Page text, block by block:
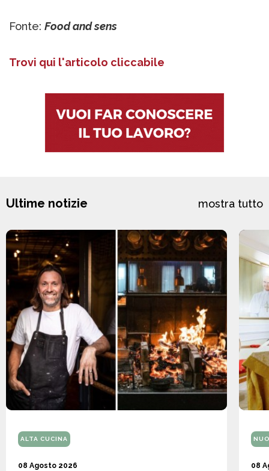
Fonte: Food and sens
Trovi qui l'articolo cliccabile
Ultime notizie mostra tutto
ALTA CUCINA
08 Agosto 2026 08